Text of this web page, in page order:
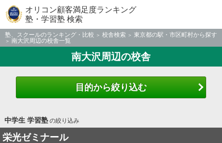
オリコン顧客満足度ランキング
塾・学習塾 検索
塾、スクールのランキング・比較 校舎検索
東京都の駅・市区町村から探す
南大沢周辺の校舎一覧
南大沢周辺の校舎
目的から絞り込む
中学生 学習塾の絞り込み
栄光ゼミナール